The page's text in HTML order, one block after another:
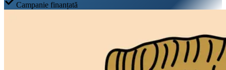
Campanie finanțată